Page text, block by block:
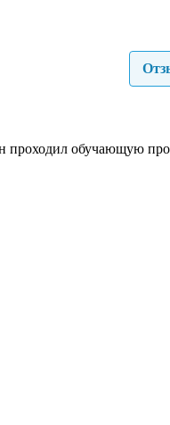
проходил обучающую